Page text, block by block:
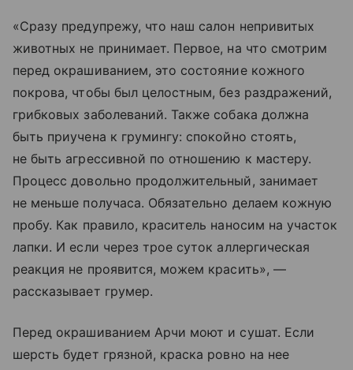
«Сразу предупрежу, что наш салон непривитых
животных не принимает. Первое, на что смотрим
перед окрашиванием, это состояние кожного
покрова, чтобы был целостным, без раздражений,
грибковых заболеваний. Также собака должна
быть приучена к грумингу: спокойно стоять,
не быть агрессивной по отношению к мастеру.
Процесс довольно продолжительный, занимает
не меньше получаса. Обязательно делаем кожную
пробу. Как правило, краситель наносим на участок
лапки. И если через трое суток аллергическая
реакция не проявится, можем красить», —
рассказывает грумер.
Перед окрашиванием Арчи моют и сушат. Если
шерсть будет грязной, краска ровно на нее